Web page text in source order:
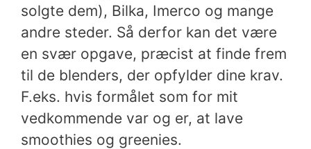
solgte dem), Bilka, Imerco og mange
andre steder. Så derfor kan det være
en svær opgave, præcist at finde frem
til de blenders, der opfylder dine krav.
F.eks. hvis formålet som for mit
vedkommende var og er, at lave
smoothies og greenies.